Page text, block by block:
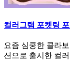
컬러그램 포켓링
요즘 심쿵한 콜라
션으로 출시한 컬